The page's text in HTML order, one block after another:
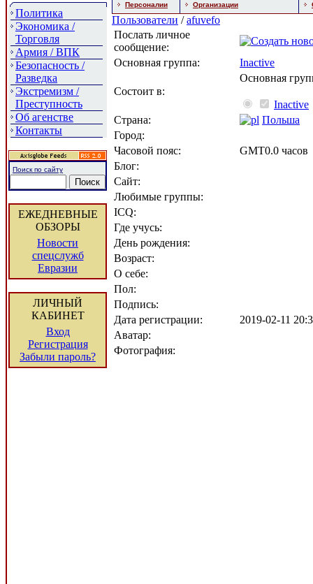
Политика
Экономика /
Торговля
Армия / ВПК
Безопасность /
Разведка
Экстремизм /
Преступность
Об агенстве
Контакты
Поиск по сайту
ЕЖЕДНЕВНЫЕ
ОБЗОРЫ
Новости
спецслужб
Евразии
ЛИЧНЫЙ
КАБИНЕТ
Вход
Регистрация
Забыли пароль?
Персоналии Организации
Пользователи /afuvefo
Послать личное
сообщение:
Основная группа:
Inactive
Состоит в:
Основная
Inactive
Страна:
Польша
Город:
Часовой пояс:
GMT0.0 часов
Блог:
Сайт:
Любимые группы:
ICQ:
Где учусь:
День рождения:
Возраст:
О себе:
Пол:
Подпись:
Дата регистрации:
2019-02-11
Аватар:
Фотография: